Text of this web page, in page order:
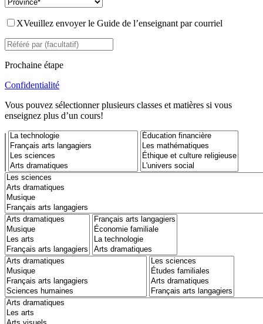
XVeuillez envoyer le Guide de l’enseignant par courriel
Prochaine étape
Confidentialité
Vous pouvez sélectionner plusieurs classes et matières si vous
enseignez plus d’un cours!